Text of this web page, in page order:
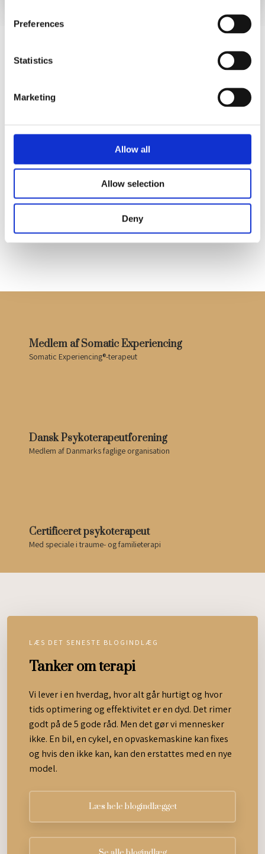
Preferences
Statistics
Marketing
Allow all
Allow selection
Deny
Medlem af Somatic Experiencing
Somatic Experiencing®-terapeut
Dansk Psykoterapeutforening
Medlem af Danmarks faglige organisation
Certificeret psykoterapeut
Med speciale i traume- og familieterapi
LÆS DET SENESTE BLOGINDLÆG
Tanker om terapi
Vi lever i en hverdag, hvor alt går hurtigt og hvor
tids optimering og effektivitet er en dyd. Det rimer
godt på de 5 gode råd. Men det gør vi mennesker
ikke. En bil, en cykel, en opvaskemaskine kan fixes
og hvis den ikke kan, kan den erstattes med en nye
model.
Læs hele blogindlægget